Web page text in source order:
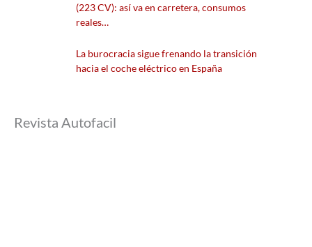
(223 CV): así va en carretera, consumos
reales…
La burocracia sigue frenando la transición
hacia el coche eléctrico en España
Revista Autofacil